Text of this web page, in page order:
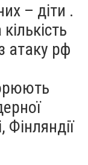
– діти .
атаку рф
Фінляндії